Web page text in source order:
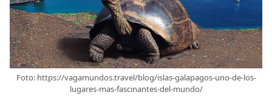
Foto: https://vagamundos.travel/blog/islas-galapagos-uno-de-los-
lugares-mas-fascinantes-del-mundo/